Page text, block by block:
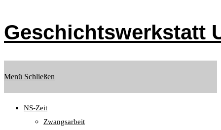
Inhalt
springen
Geschichtswerkstatt
Menü Schließen
NS-Zeit
Zwangsarbeit